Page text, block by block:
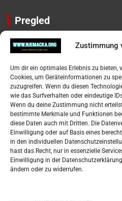
Zustimmung
Um dir ein optimales Erlebnis zu bieten,
Cookies, um Geräteinformationen zu
zuzugreifen. Wenn du diesen
wie das Surfverhalten oder eindeutige
Wenn du deine Zustimmung nicht
bestimmte Merkmale und Funktionen
diese Daten auch mit Dritten. Die
Einwilligung oder auf Basis eines
in den individuellen
hast das Recht, nur in essenzielle
Einwilligung in der
ändern oder zu widerrufen.
Pregled
Impressum
Datenschutzerklärung
Widerufsbelehrung
Oglašavanje / Postavite svoj
Tko je “Idemo u Svijet
Pretražite stranicu:
S
e